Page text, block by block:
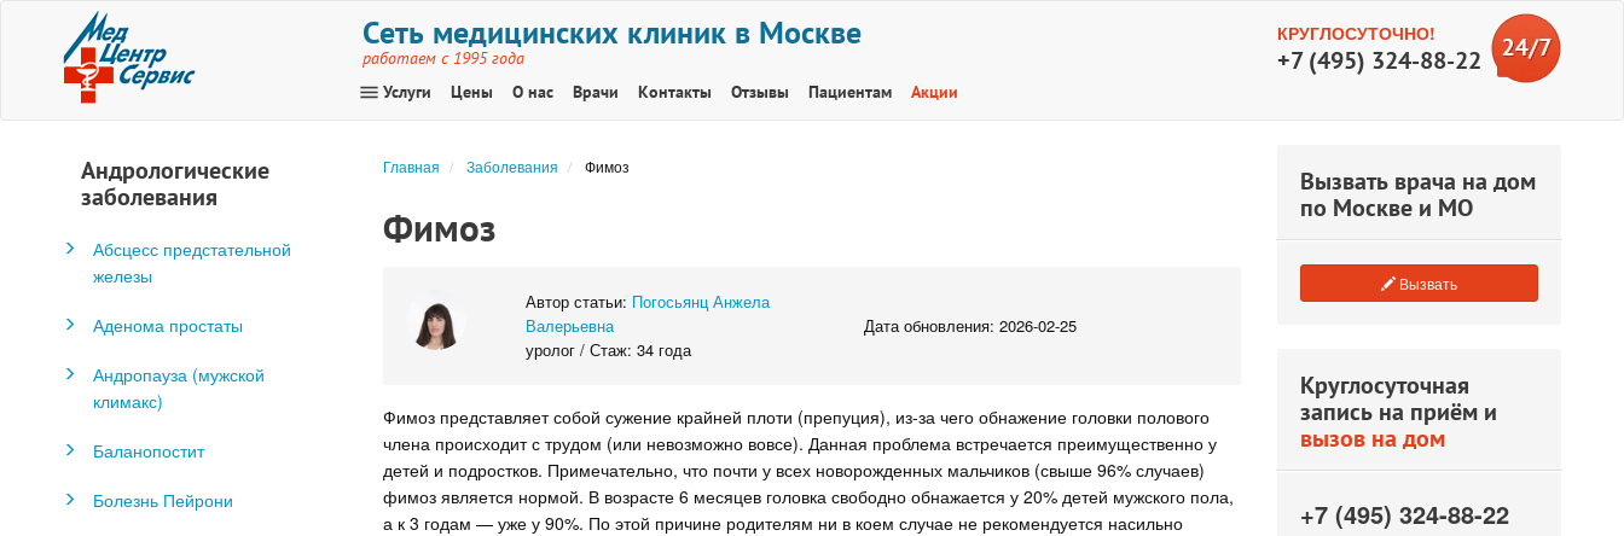
КРУГЛОСУТОЧНО!
+7 (495) 324-88-22
Сеть медицинских клиник в Москве
работаем с 1995 года
menu Услуги Цены О нас Врачи Контакты Отзывы Пациентам Акции
Главная Заболевания Фимоз
Фимоз
Автор статьи: Погосьянц Анжела
Валерьевна
уролог / Стаж: 34 года
Дата обновления: 2026-02-25
Фимоз представляет собой сужение крайней плоти (препуция), из-за чего обнажение головки полового
члена происходит с трудом (или невозможно вовсе). Данная проблема встречается преимущественно у
детей и подростков. Примечательно, что почти у всех новорожденных мальчиков (свыше 96% случаев)
фимоз является нормой. В возрасте 6 месяцев головка свободно обнажается у 20% детей мужского пола,
а к 3 годам — уже у 90%. По этой причине родителям ни в коем случае не рекомендуется насильно
Андрологические
заболевания
Абсцесс предстательной
железы
Аденома простаты
Андропауза (мужской
климакс)
Баланопостит
Болезнь Пейрони
Вызвать врача на дом
по Москве и МО
Вызвать
Круглосуточная
запись на приём и
вызов на дом
+7 (495) 324-88-22